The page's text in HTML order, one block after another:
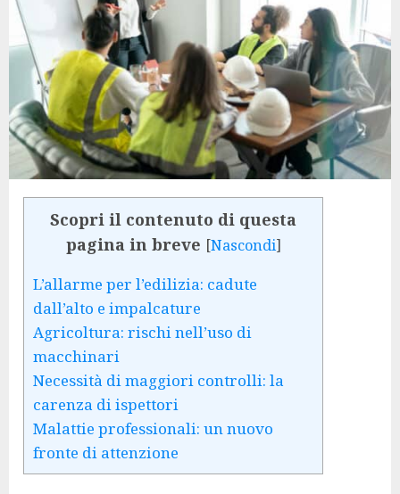
Scopri il contenuto di questa
pagina in breve [Nascondi]
L’allarme per l’edilizia: cadute
dall’alto e impalcature
Agricoltura: rischi nell’uso di
macchinari
Necessità di maggiori controlli: la
carenza di ispettori
Malattie professionali: un nuovo
fronte di attenzione